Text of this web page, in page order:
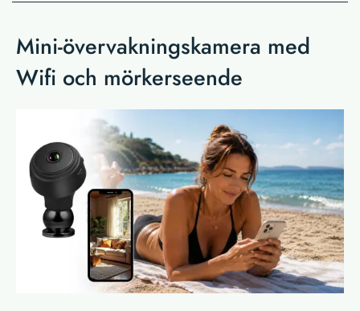
Mini-övervakningskamera med
Wifi och mörkerseende